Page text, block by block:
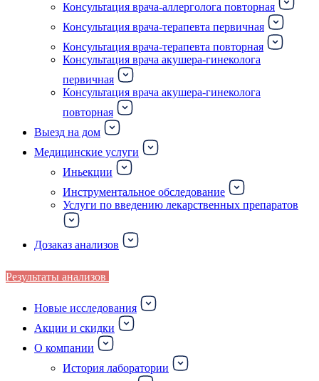
Консультация врача-аллерголога повторная
Консультация врача-терапевта первичная
Консультация врача-терапевта повторная
Консультация врача акушера-гинеколога
первичная
Консультация врача акушера-гинеколога
повторная
Выезд на дом
Медицинские услуги
Иньекции
Инструментальное обследование
Услуги по введению лекарственных препаратов
Дозаказ анализов
Результаты анализов
Новые исследования
Акции и скидки
О компании
История лаборатории